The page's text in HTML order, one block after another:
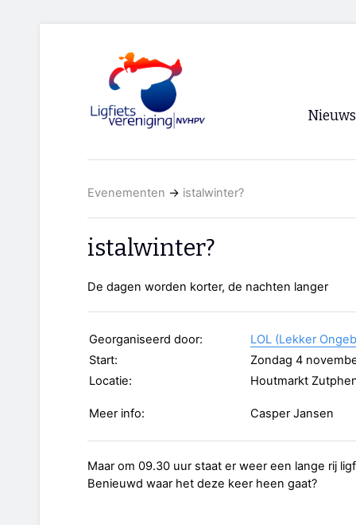
Nieuws
Evenementen → istalwinter?
istalwinter?
De dagen worden korter, de nachten langer
Georganiseerd door:
LOL (Lekker
Start:
Zondag 4
Locatie:
Houtmarkt
Meer info: Casper Jansen
Maar om 09.30 uur staat er weer een lange rij
Benieuwd waar het deze keer heen gaat?